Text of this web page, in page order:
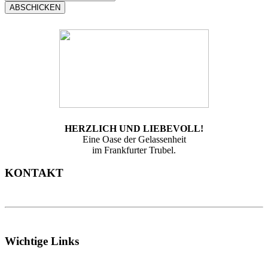
ABSCHICKEN
HERZLICH UND LIEBEVOLL!
Eine Oase der Gelassenheit
im Frankfurter Trubel.
KONTAKT
Wichtige Links